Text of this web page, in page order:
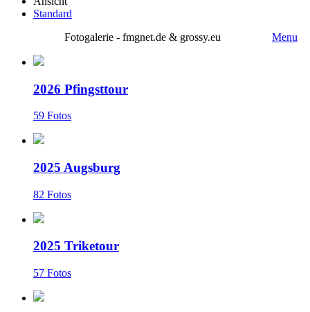
Standard
Fotogalerie - fmgnet.de & grossy.eu
Menu
2026 Pfingsttour
59 Fotos
2025 Augsburg
82 Fotos
2025 Triketour
57 Fotos